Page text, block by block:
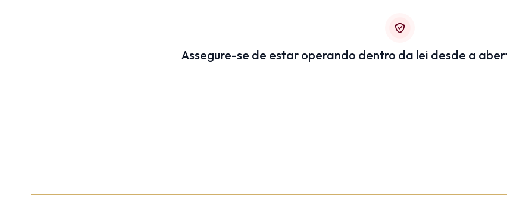
Assegure-se de estar operando dentro da lei desde a